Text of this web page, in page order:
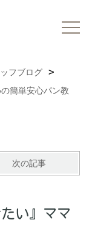
フブログ
簡単安心パン教
次の記事
い』ママ